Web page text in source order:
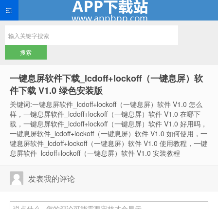
一键息屏软件下载_lcdoff+lockoff（一键息屏）软
件下载 V1.0 绿色安装版
关键词:一键息屏软件_lcdoff+lockoff（一键息屏）软件 V1.0 怎么
样，一键息屏软件_lcdoff+lockoff（一键息屏）软件 V1.0 在哪下
载，一键息屏软件_lcdoff+lockoff（一键息屏）软件 V1.0 好用吗，
一键息屏软件_lcdoff+lockoff（一键息屏）软件 V1.0 如何使用，一
键息屏软件_lcdoff+lockoff（一键息屏）软件 V1.0 使用教程，一键
息屏软件_lcdoff+lockoff（一键息屏）软件 V1.0 安装教程
发表我的评论